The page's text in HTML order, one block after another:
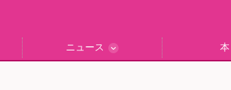
ニュース
本